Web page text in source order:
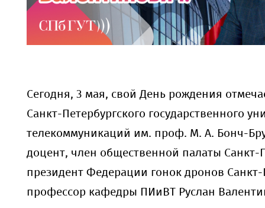
Сегодня, 3 мая, свой День рождения
Санкт-Петербургского государственного
телекоммуникаций им. проф. М. А. Бонч-
доцент, член общественной палаты Санкт-
президент Федерации гонок дронов Санкт-
профессор кафедры ПИиВТ Руслан